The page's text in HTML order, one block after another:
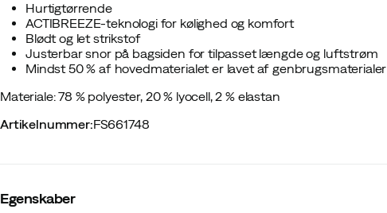
Hurtigtørrende
ACTIBREEZE-teknologi for kølighed og komfort
Blødt og let strikstof
Justerbar snor på bagsiden for tilpasset længde og luftstrøm
Mindst 50 % af hovedmaterialet er lavet af genbrugsmaterialer
Materiale: 78 % polyester, 20 % lyocell, 2 % elastan
Artikelnummer:FS661748
Egenskaber